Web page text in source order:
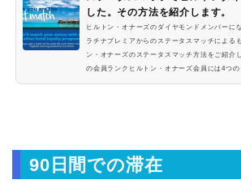
した。その方法を紹介します。
ヒルトン・オナーズのダイヤモンドメンバーに
ラチナプレミアからのステータスマッチによる
ン・オナーズのステータスマッチ方法をご紹介
の会員ランクヒルトン・オナーズ会員には4つ
ー シルバー ゴールド ダイヤモンドダイヤモン
90日間での滞在